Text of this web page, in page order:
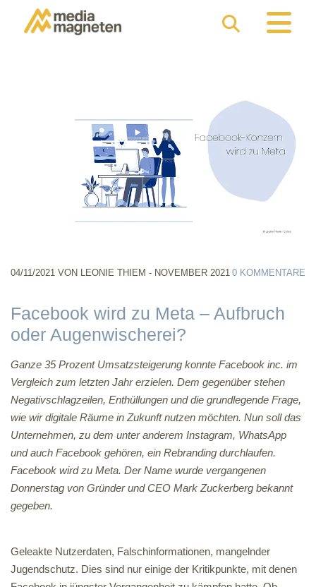
04/11/2021 VON LEONIE THIEM - NOVEMBER 2021 0 KOMMENTARE
Facebook wird zu Meta – Aufbruch
oder Augenwischerei?
Ganze 35 Prozent Umsatzsteigerung konnte Facebook inc. im
Vergleich zum letzten Jahr erzielen. Dem gegenüber stehen
Negativschlagzeilen, Enthüllungen und die grundlegende Frage,
wie wir digitale Räume in Zukunft nutzen möchten. Nun soll das
Unternehmen, zu dem unter anderem Instagram, WhatsApp
und auch Facebook gehören, ein Rebranding durchlaufen.
Facebook wird zu Meta. Der Name wurde vergangenen
Donnerstag von Gründer und CEO Mark Zuckerberg bekannt
gegeben.
Geleakte Nutzerdaten, Falschinformationen, mangelnder
Jugendschutz. Dies sind nur einige der Kritikpunkte, mit denen